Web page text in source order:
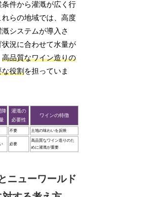
件から灌漑が広く行
らの地域では、高度
システムが導入さ
況に合わせて水量が
高品質なワイン造りの
な役割を担っていま
降
灌漑の
必要性
ワインの特徴
不要 土地の味わいを反映
必要
高品質なワイン造りのた
めに灌漑が重要
ニューワールド